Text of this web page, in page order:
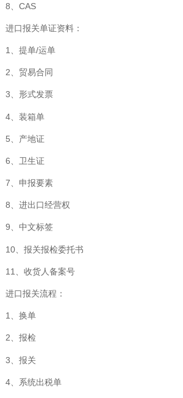
8、CAS
进口报关单证资料：
1、提单/运单
2、贸易合同
3、形式发票
4、装箱单
5、产地证
6、卫生证
7、申报要素
8、进出口经营权
9、中文标签
10、报关报检委托书
11、收货人备案号
进口报关流程：
1、换单
2、报检
3、报关
4、系统出税单